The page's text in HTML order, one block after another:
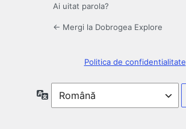
Ai uitat parola?
← Mergi la Dobrogea Explore
Politica de confidentialitate
Limbă